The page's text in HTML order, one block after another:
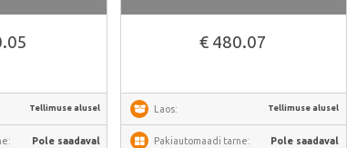
Tellimuse alusel
Pole saadaval
€ 480.07
Laos: Tellimuse alusel
Pakiautomaadi tarne: Pole saadaval